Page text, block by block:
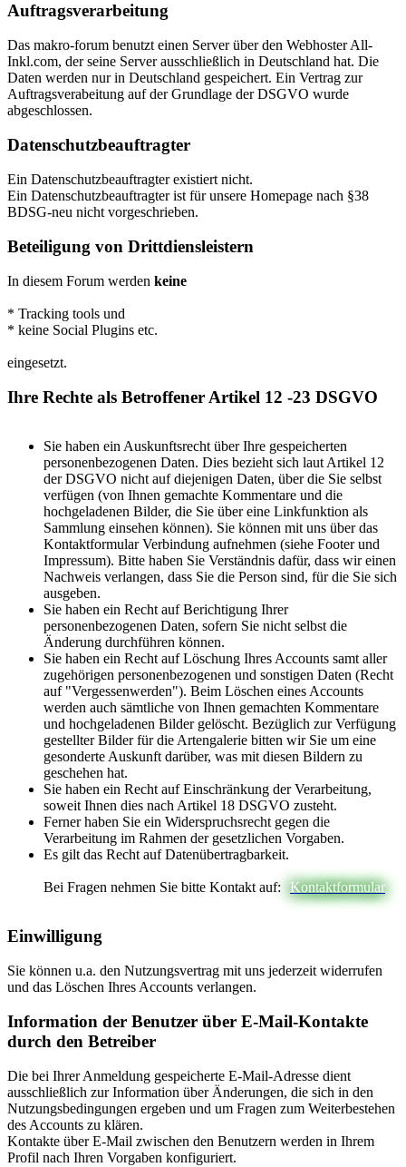
Auftragsverarbeitung
Das makro-forum benutzt einen Server über den Webhoster All-
Inkl.com, der seine Server ausschließlich in Deutschland hat. Die
Daten werden nur in Deutschland gespeichert. Ein Vertrag zur
Auftragsverabeitung auf der Grundlage der DSGVO wurde
abgeschlossen.
Datenschutzbeauftragter
Ein Datenschutzbeauftragter existiert nicht.
Ein Datenschutzbeauftragter ist für unsere Homepage nach §38
BDSG-neu nicht vorgeschrieben.
Beteiligung von Drittdiensleistern
In diesem Forum werden keine
* Tracking tools und
* keine Social Plugins etc.
eingesetzt.
Ihre Rechte als Betroffener Artikel 12 -23 DSGVO
Sie haben ein Auskunftsrecht über Ihre gespeicherten
personenbezogenen Daten. Dies bezieht sich laut Artikel 12
der DSGVO nicht auf diejenigen Daten, über die Sie selbst
verfügen (von Ihnen gemachte Kommentare und die
hochgeladenen Bilder, die Sie über eine Linkfunktion als
Sammlung einsehen können). Sie können mit uns über das
Kontaktformular Verbindung aufnehmen (siehe Footer und
Impressum). Bitte haben Sie Verständnis dafür, dass wir einen
Nachweis verlangen, dass Sie die Person sind, für die Sie sich
ausgeben.
Sie haben ein Recht auf Berichtigung Ihrer
personenbezogenen Daten, sofern Sie nicht selbst die
Änderung durchführen können.
Sie haben ein Recht auf Löschung Ihres Accounts samt aller
zugehörigen personenbezogenen und sonstigen Daten (Recht
auf "Vergessenwerden"). Beim Löschen eines Accounts
werden auch sämtliche von Ihnen gemachten Kommentare
und hochgeladenen Bilder gelöscht. Bezüglich zur Verfügung
gestellter Bilder für die Artengalerie bitten wir Sie um eine
gesonderte Auskunft darüber, was mit diesen Bildern zu
geschehen hat.
Sie haben ein Recht auf Einschränkung der Verarbeitung,
soweit Ihnen dies nach Artikel 18 DSGVO zusteht.
Ferner haben Sie ein Widerspruchsrecht gegen die
Verarbeitung im Rahmen der gesetzlichen Vorgaben.
Es gilt das Recht auf Datenübertragbarkeit.
Bei Fragen nehmen Sie bitte Kontakt auf: Kontaktformular
Einwilligung
Sie können u.a. den Nutzungsvertrag mit uns jederzeit widerrufen
und das Löschen Ihres Accounts verlangen.
Information der Benutzer über E-Mail-Kontakte
durch den Betreiber
Die bei Ihrer Anmeldung gespeicherte E-Mail-Adresse dient
ausschließlich zur Information über Änderungen, die sich in den
Nutzungsbedingungen ergeben und um Fragen zum Weiterbestehen
des Accounts zu klären.
Kontakte über E-Mail zwischen den Benutzern werden in Ihrem
Profil nach Ihren Vorgaben konfiguriert.